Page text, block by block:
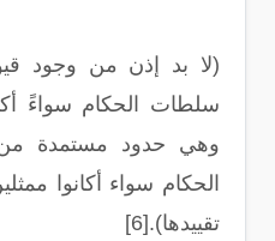
(لا بد إذن من وجود
سلطات الحكام سواءً
وهي حدود مستمدة من
الحكام سواء أكانوا
تقييدها).[6]